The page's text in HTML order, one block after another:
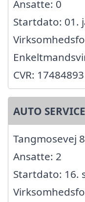
Ansatte: 0
Startdato: 01.
CVR: 17484893
AUTO
Tangmosevej
Ansatte: 2
Startdato: 16.